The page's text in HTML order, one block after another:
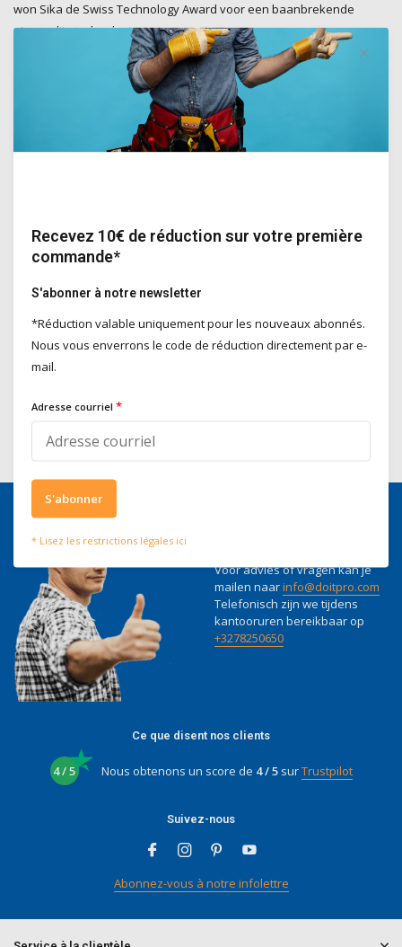
won Sika de Swiss Technology Award voor een baanbrekende
nieuwe lijmtechnologie.
Voor advies of vragen kan je
mailen naarinfo@doitpro.com
Telefonisch zijn we tijdens
kantooruren bereikbaar op
+3278250650
Ce que disent nos clients
4 / 5 Nous obtenons un score de 4 / 5surTrustpilot
Suivez-nous
Abonnez-vous à notre infolettre
Recevez 10€ de réduction sur votre première
commande*
S'abonner à notre newsletter
*Réduction valable uniquement pour les nouveaux abonnés.
Nous vous enverrons le code de réduction directement par e-
mail.
Adresse courriel *
S'abonner
* Lisez les restrictions légales ici